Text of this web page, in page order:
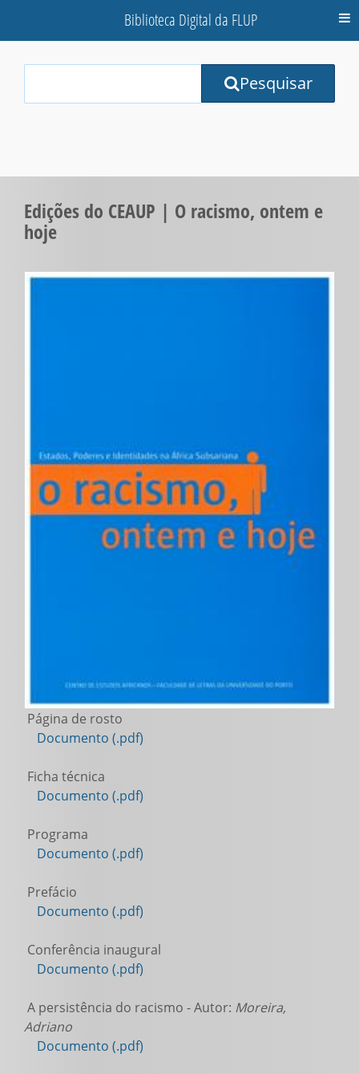
Biblioteca Digital da FLUP
Terms:
Pesquisar
Edições do CEAUP | O racismo, ontem e
hoje
Página de rosto
Documento (.pdf)
Ficha técnica
Documento (.pdf)
Programa
Documento (.pdf)
Prefácio
Documento (.pdf)
Conferência inaugural
Documento (.pdf)
A persistência do racismo - Autor: Moreira,
Adriano
Documento (.pdf)